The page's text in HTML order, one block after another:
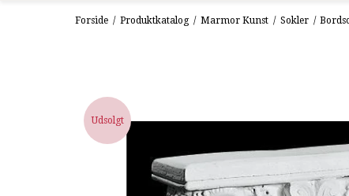
Forside / Produktkatalog / Marmor Kunst / Sokler /
Udsolgt